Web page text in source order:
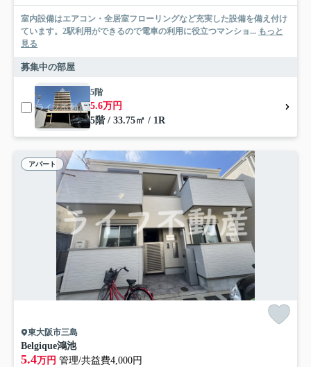
室内設備はエアコン・全居室フローリングなど充実した設備を備え付け
ています。2駅利用ができるので電車の利用に役立つマンショ... もっと
見る
募集中の部屋
5階
5.6万円
5階 / 33.75㎡ / 1R
アパート
東大阪市三島
Belgique鴻池
5.4万円 管理/共益費4,000円